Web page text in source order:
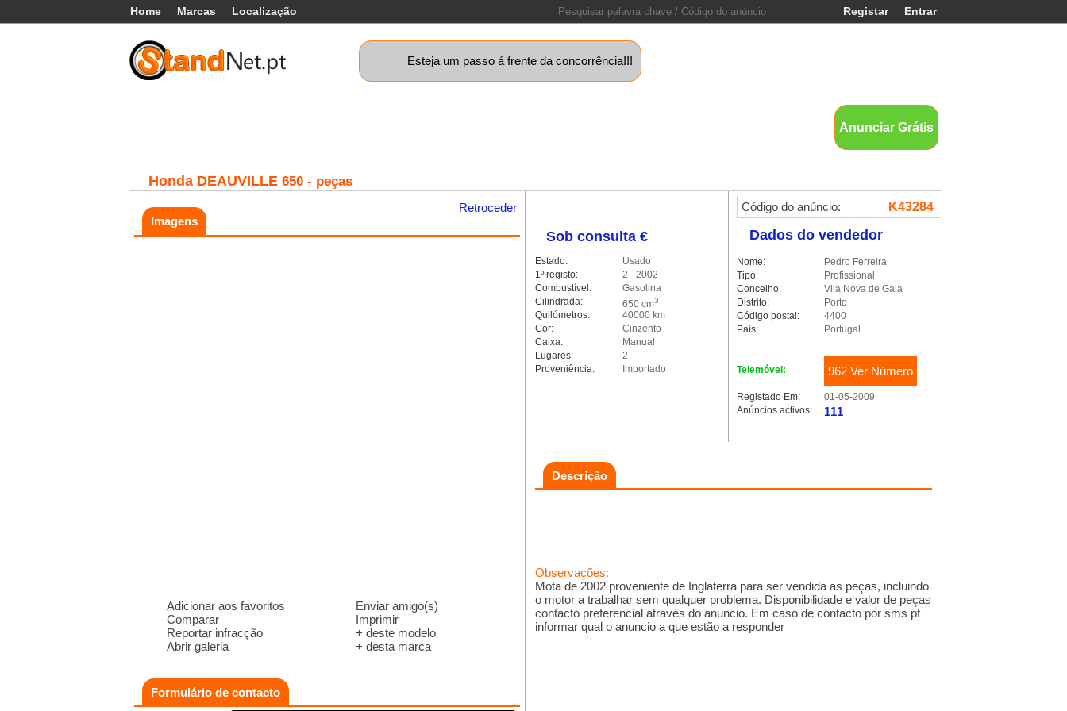
Home Marcas Localização Entrar
Registar
Esteja um passo á frente da concorrência!!!
Anunciar Grátis
Honda DEAUVILLE 650 - peças
Retroceder
Imagens
Adicionar aos favoritos
Comparar
Reportar infracção
Abrir galeria
Enviar amigo(s)
Imprimir
+ deste modelo
+ desta marca
Formulário de contacto
Sob consulta €
Estado:
Usado
1º registo:
2 - 2002
Combustível:
Gasolina
Cilindrada:
650 cm3
Quilómetros:
40000 km
Cor:
Cinzento
Caixa:
Manual
Lugares:
2
Proveniência:
Importado
Descrição
Observações:
Mota de 2002 proveniente de Inglaterra para ser vendida as peças, incluindo
o motor a trabalhar sem qualquer problema. Disponibilidade e valor de peças
contacto preferencial através do anuncio. Em caso de contacto por sms pf
informar qual o anuncio a que estão a responder
K43284
Código do anúncio:
Dados do vendedor
Nome:
Pedro Ferreira
Tipo:
Profissional
Concelho:
Vila Nova de Gaia
Distrito:
Porto
Código postal:
4400
País:
Portugal
Telemóvel: 962 Ver Número
Registado Em:
01-05-2009
Anúncios activos:
111